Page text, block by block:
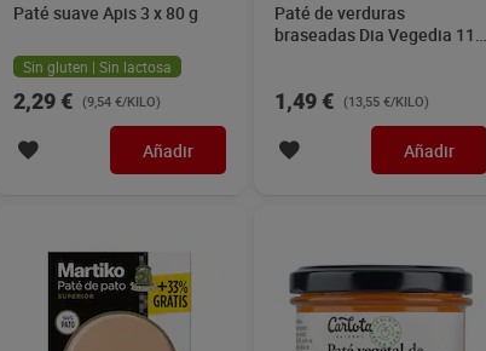
Paté suave Apis 3 x 80 g
Sin gluten | Sin lactosa
2,29 € (9,54 €/KILO)
Añadir
Paté de verduras
braseadas Dia Vegedia 110
1,49 € (13,55 €/KILO)
Añadir